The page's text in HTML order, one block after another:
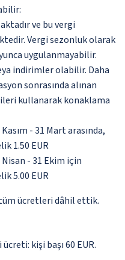
ve bu vergi
Vergi sezonluk olarak
uygulanmayabilir.
indirimler olabilir. Daha
sonrasında alınan
kullanarak konaklama
- 31 Mart arasında,
1.50 EUR
- 31 Ekim için
5.00 EUR
ücretleri dâhil ettik.
kişi başı 60 EUR.